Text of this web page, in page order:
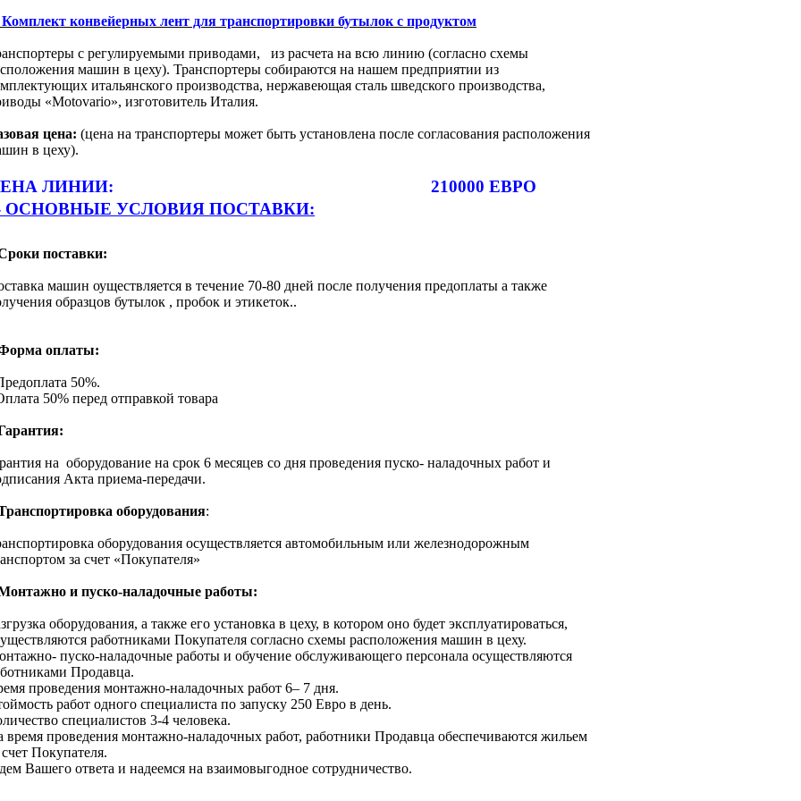
Комплект конвейерных лент для транспортировки бутылок с продуктом
с регулируемыми приводами,
из расчета на всю линию (согласно схемы
машин в цеху). Транспортеры собираются на нашем предприятии из
итальянского производства, нержавеющая сталь шведского производства,
«Motovario», изготовитель Италия.
цена: (цена на транспортеры может быть установлена после согласования расположения
в цеху).
ЛИНИИ:
210000 ЕВРО
ОСНОВНЫЕ УСЛОВИЯ ПОСТАВКИ:
поставки:
машин оуществляется в течение 70-80 дней после получения предоплаты а также
образцов бутылок , пробок и этикеток..
оплаты:
50%.
50% перед отправкой товара
на оборудованиe на срок 6 месяцев со дня проведения пуско- наладочных работ и
Акта приема-передачи.
оборудования:
оборудования осуществляется автомобильным или железнодорожным
за счет «Покупателя»
и пуско-наладочные работы:
оборудования, а также его установка в цеху, в котором оно будет эксплуатироваться,
работниками Покупателя согласно схемы расположения машин в цеху.
пуско-наладочные работы и обучение обслуживающего персонала осуществляются
Продавца.
проведения монтажно-наладочных работ 6– 7 дня.
работ одного специалиста по запуску 250 Евро в день.
специалистов 3-4 человека.
время проведения монтажно-наладочных работ, работники Продавца обеспечиваются жильем
счет Покупателя.
Вашего ответа и надеемся на взаимовыгодное сотрудничество.